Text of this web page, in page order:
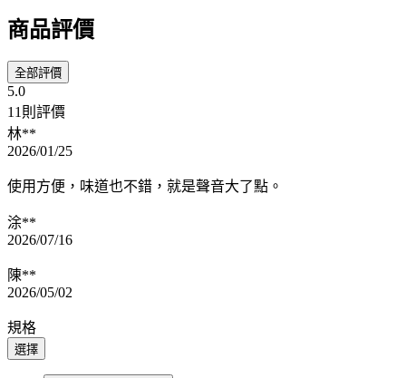
商品評價
全部評價
5.0
11則評價
林**
2026/01/25
使用方便，味道也不錯，就是聲音大了點。
涂**
2026/07/16
陳**
2026/05/02
規格
選擇